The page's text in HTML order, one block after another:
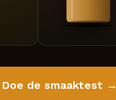
Doe de smaaktest →